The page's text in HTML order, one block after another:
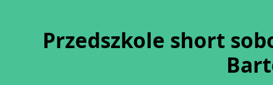
Przedszkole short